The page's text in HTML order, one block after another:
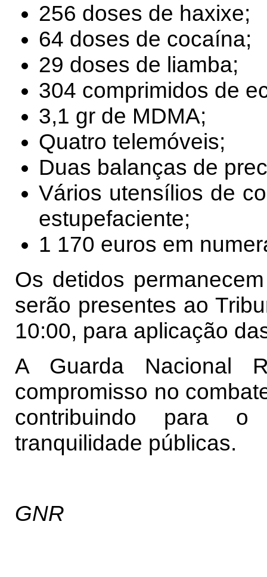
256 doses de haxixe;
64 doses de cocaína;
29 doses de liamba;
304 comprimidos de
3,1 gr de MDMA;
Quatro telemóveis;
Duas balanças de
Vários utensílios de
estupefaciente;
1 170 euros em
Os detidos
serão presentes ao
10:00, para aplicação
A Guarda Nacional
compromisso no
contribuindo para
tranquilidade públicas.
GNR